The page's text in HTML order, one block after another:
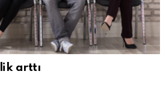
arttı